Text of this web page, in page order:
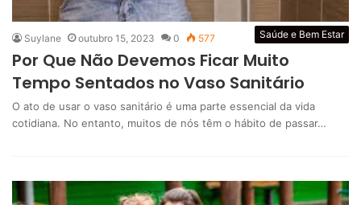
Saúde e Bem Estar
Suylane outubro 15, 2023 0 577
Por Que Não Devemos Ficar Muito
Tempo Sentados no Vaso Sanitário
O ato de usar o vaso sanitário é uma parte essencial da vida
cotidiana. No entanto, muitos de nós têm o hábito de passar…